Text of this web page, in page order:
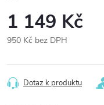
1 149 Kč
950 Kč bez DPH
cena:
Dotaz k produktu